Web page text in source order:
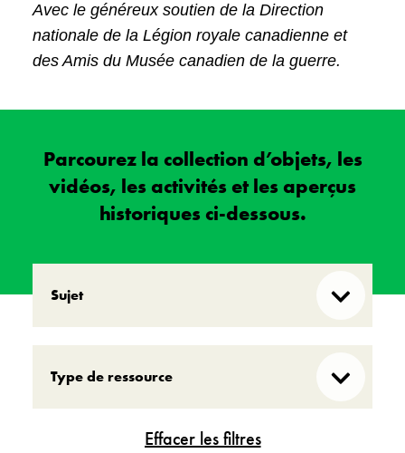
Avec le généreux soutien de la Direction
nationale de la Légion royale canadienne et
des Amis du Musée canadien de la guerre.
Parcourez la collection d’objets, les
vidéos, les activités et les aperçus
historiques ci-dessous.
Sujet
Type de ressource
Survol historique